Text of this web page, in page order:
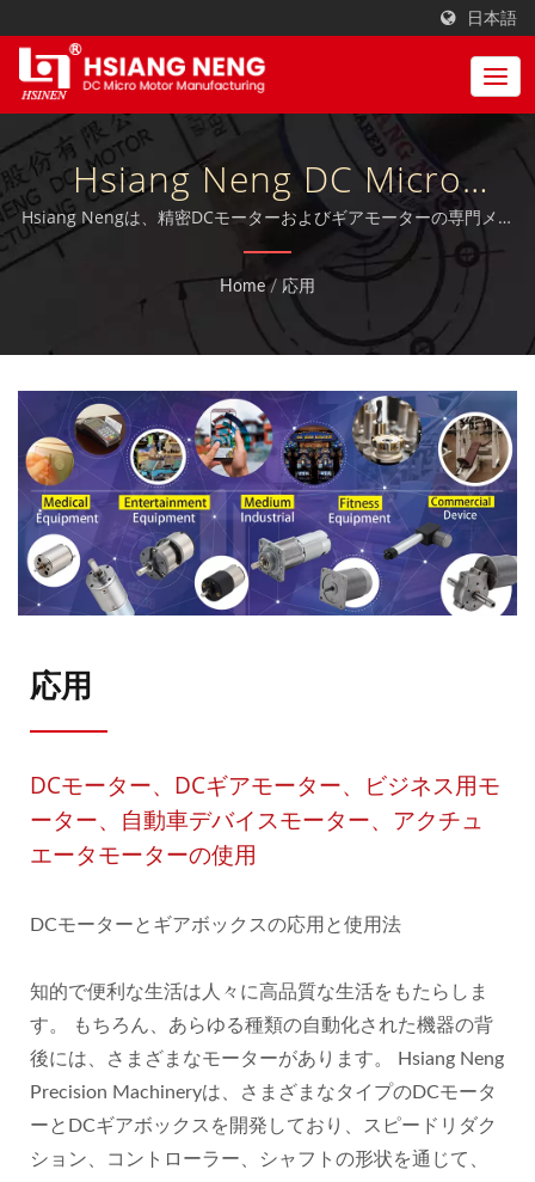
日本語
Hsiang Neng DC Micro
Motor Manufacturing
Corporation
Hsiang Nengは、精密DCモーターおよびギアモーターの専門メー
カーです。
Home / 応用
応用
DCモーター、DCギアモーター、ビジネス用モ
ーター、自動車デバイスモーター、アクチュ
エータモーターの使用
DCモーターとギアボックスの応用と使用法
知的で便利な生活は人々に高品質な生活をもたらしま
す。 もちろん、あらゆる種類の自動化された機器の背
後には、さまざまなモーターがあります。 Hsiang Neng
Precision Machineryは、さまざまなタイプのDCモータ
ーとDCギアボックスを開発しており、スピードリダク
ション、コントローラー、シャフトの形状を通じて、